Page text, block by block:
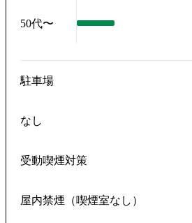
50代〜
駐車場
なし
受動喫煙対策
屋内禁煙（喫煙室なし）